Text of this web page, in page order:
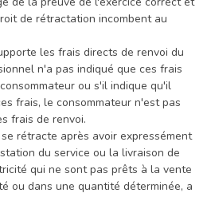
de rétractation incombent au
les frais directs de renvoi du
n'a pas indiqué que ces frais
ou s'il indique qu'il
frais, le consommateur n'est pas
frais de renvoi.
rétracte après avoir expressément
du service ou la livraison de
qui ne sont pas prêts à la vente
ou dans une quantité déterminée, a